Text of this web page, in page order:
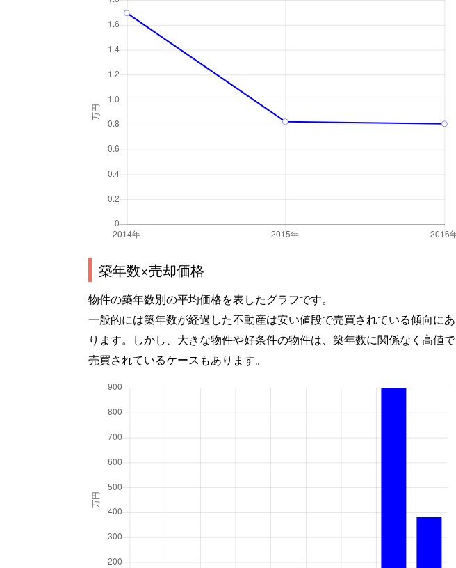
築年数×売却価格
物件の築年数別の平均価格を表したグラフです。
一般的には築年数が経過した不動産は安い値段で売買されている傾向にあ
ります。しかし、大きな物件や好条件の物件は、築年数に関係なく高値で
売買されているケースもあります。